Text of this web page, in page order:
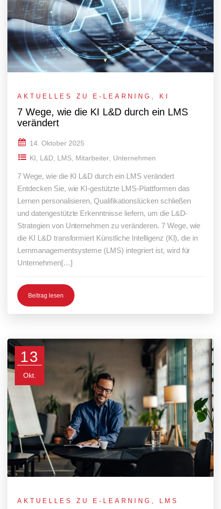
AKTUELLES ZU E-LEARNING , KI
7 Wege, wie die KI L&D durch ein LMS
verändert
14. Oktober 2025
KI, L&D, LMS, Mitarbeiter, Unternehmen
7 Wege, wie die KI L&D durch ein LMS verändert
Entdecken Sie, wie KI-gestützte LMS-Plattformen das
Lernen personalisieren, Qualifikationslücken schließen
und datengestützte Erkenntnisse liefern, um die L&D-
Strategien von Unternehmen zu veränderen. 7 Wege, wie
die KI L&D transformiert Künstliche Intelligenz (KI), die in
Lernmanagementsysteme (LMS) integriert ist, wird für
Unternehmen[…]
Beitrag lesen
13
Okt.
AKTUELLES ZU E-LEARNING LMS